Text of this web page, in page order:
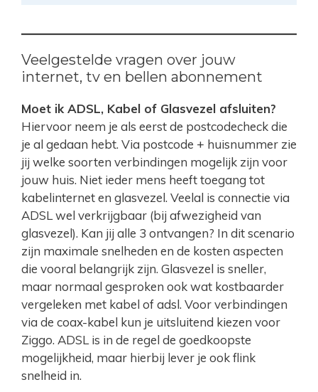
Veelgestelde vragen over jouw
internet, tv en bellen abonnement
Moet ik ADSL, Kabel of Glasvezel afsluiten?
Hiervoor neem je als eerst de postcodecheck die
je al gedaan hebt. Via postcode + huisnummer zie
jij welke soorten verbindingen mogelijk zijn voor
jouw huis. Niet ieder mens heeft toegang tot
kabelinternet en glasvezel. Veelal is connectie via
ADSL wel verkrijgbaar (bij afwezigheid van
glasvezel). Kan jij alle 3 ontvangen? In dit scenario
zijn maximale snelheden en de kosten aspecten
die vooral belangrijk zijn. Glasvezel is sneller,
maar normaal gesproken ook wat kostbaarder
vergeleken met kabel of adsl. Voor verbindingen
via de coax-kabel kun je uitsluitend kiezen voor
Ziggo. ADSL is in de regel de goedkoopste
mogelijkheid, maar hierbij lever je ook flink
snelheid in.